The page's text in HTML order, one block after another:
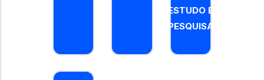
ESTUDO E
PESQUISA